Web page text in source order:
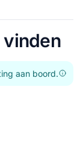
vinden
aan boord.